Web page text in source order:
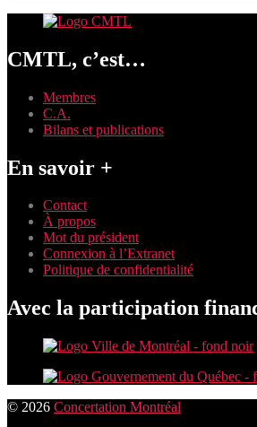
CMTL, c’est…
Membres
C.A.
Bilans et publications
En savoir +
Contact
À propos
Mot du président
Connexion à l’Extranet
Politique de confidentialité
Avec la participation
© 2026 Concertation Montréal